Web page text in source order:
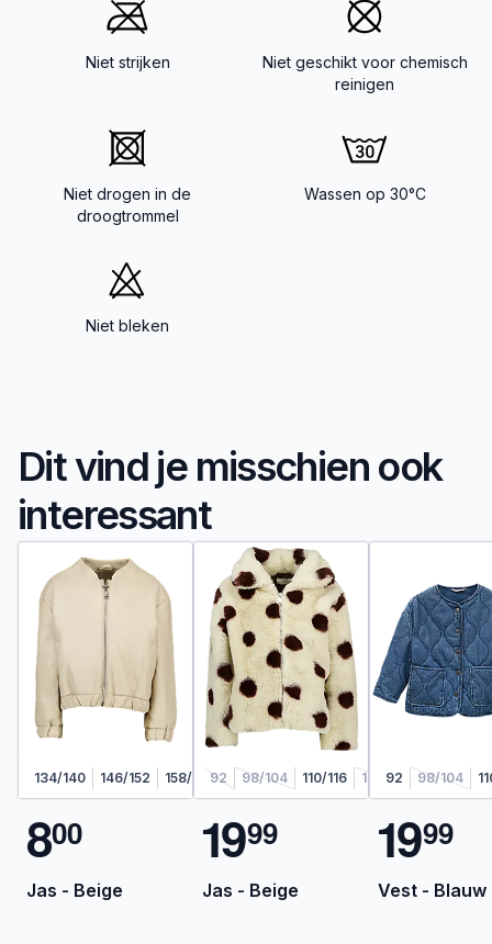
Niet strijken
Niet geschikt voor chemisch
reinigen
Niet drogen in de
droogtrommel
Wassen op 30°C
Niet bleken
Dit vind je misschien ook
interessant
134/140 146/152 158/164
800
Jas - Beige
92 98/104 110/116 122/128
1999
Jas - Beige
92 98/104
1999
Vest - Blauw